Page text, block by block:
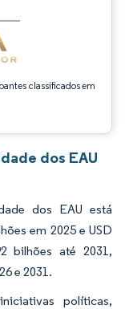
classificados em
dos EAU
dos EAU está
em 2025 e USD
bilhões até 2031,
e 2031.
políticas,